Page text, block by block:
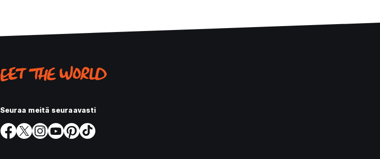
Seuraa meitä seuraavasti